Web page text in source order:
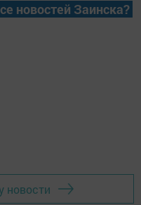
новостей Заинска?
новости